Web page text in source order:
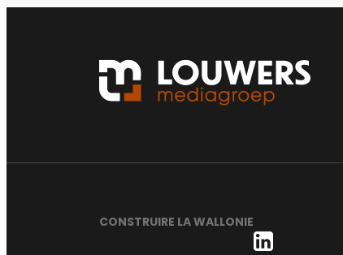
CONSTRUIRE LA WALLONIE